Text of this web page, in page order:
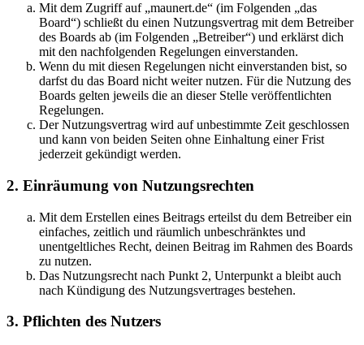
Mit dem Zugriff auf „maunert.de“ (im Folgenden „das
Board“) schließt du einen Nutzungsvertrag mit dem Betreiber
des Boards ab (im Folgenden „Betreiber“) und erklärst dich
mit den nachfolgenden Regelungen einverstanden.
Wenn du mit diesen Regelungen nicht einverstanden bist, so
darfst du das Board nicht weiter nutzen. Für die Nutzung des
Boards gelten jeweils die an dieser Stelle veröffentlichten
Regelungen.
Der Nutzungsvertrag wird auf unbestimmte Zeit geschlossen
und kann von beiden Seiten ohne Einhaltung einer Frist
jederzeit gekündigt werden.
2. Einräumung von Nutzungsrechten
Mit dem Erstellen eines Beitrags erteilst du dem Betreiber ein
einfaches, zeitlich und räumlich unbeschränktes und
unentgeltliches Recht, deinen Beitrag im Rahmen des Boards
zu nutzen.
Das Nutzungsrecht nach Punkt 2, Unterpunkt a bleibt auch
nach Kündigung des Nutzungsvertrages bestehen.
3. Pflichten des Nutzers